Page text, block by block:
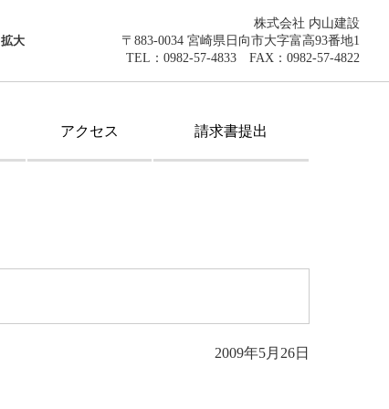
拡大
株式会社 内山建設
〒883-0034 宮崎県日向市大字富高93番地1
TEL：0982-57-4833 FAX：0982-57-4822
アクセス 請求書提出
2009年5月26日